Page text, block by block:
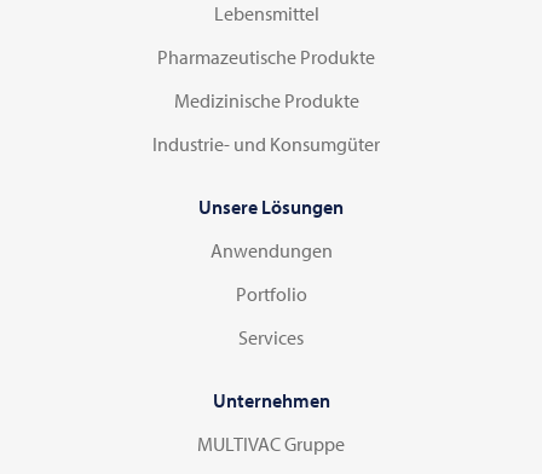
Lebensmittel
Pharmazeutische Produkte
Medizinische Produkte
Industrie- und Konsumgüter
Unsere Lösungen
Anwendungen
Portfolio
Services
Unternehmen
MULTIVAC Gruppe